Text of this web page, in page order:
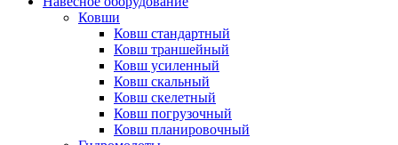
Ковши
Ковш стандартный
Ковш траншейный
Ковш усиленный
Ковш скальный
Ковш скелетный
Ковш погрузочный
Ковш планировочный